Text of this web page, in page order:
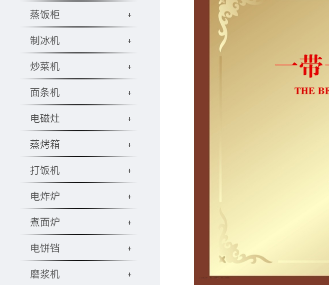
蒸饭柜 +
制冰机 +
炒菜机 +
面条机 +
电磁灶 +
蒸烤箱 +
打饭机 +
电炸炉 +
煮面炉 +
电饼铛 +
磨浆机 +